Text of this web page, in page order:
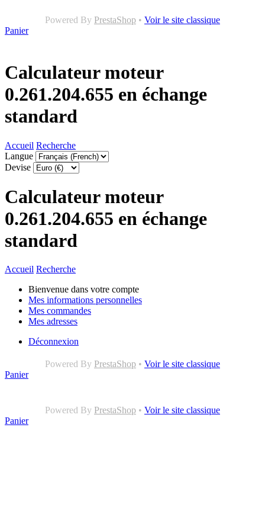
Powered By PrestaShop • Voir le site classique
Panier
Calculateur moteur
0.261.204.655 en échange
standard
Accueil Recherche
Langue
Devise
Calculateur moteur
0.261.204.655 en échange
standard
Accueil Recherche
Bienvenue dans votre compte
Mes informations personnelles
Mes commandes
Mes adresses
Déconnexion
Powered By PrestaShop • Voir le site classique
Panier
Powered By PrestaShop • Voir le site classique
Panier